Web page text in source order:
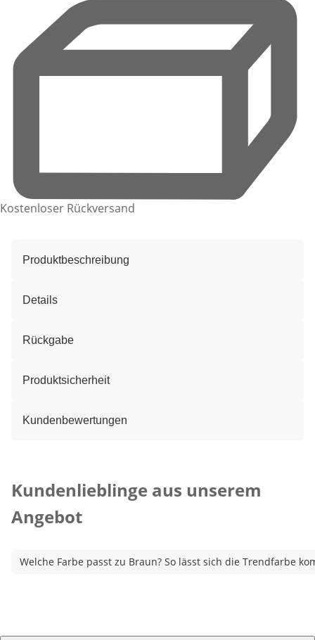
Kostenloser Rückversand
Produktbeschreibung
Details
Rückgabe
Produktsicherheit
Kundenbewertungen
Kundenlieblinge aus unserem
Angebot
Welche Farbe passt zu Braun? So lässt sich die Trendfarbe